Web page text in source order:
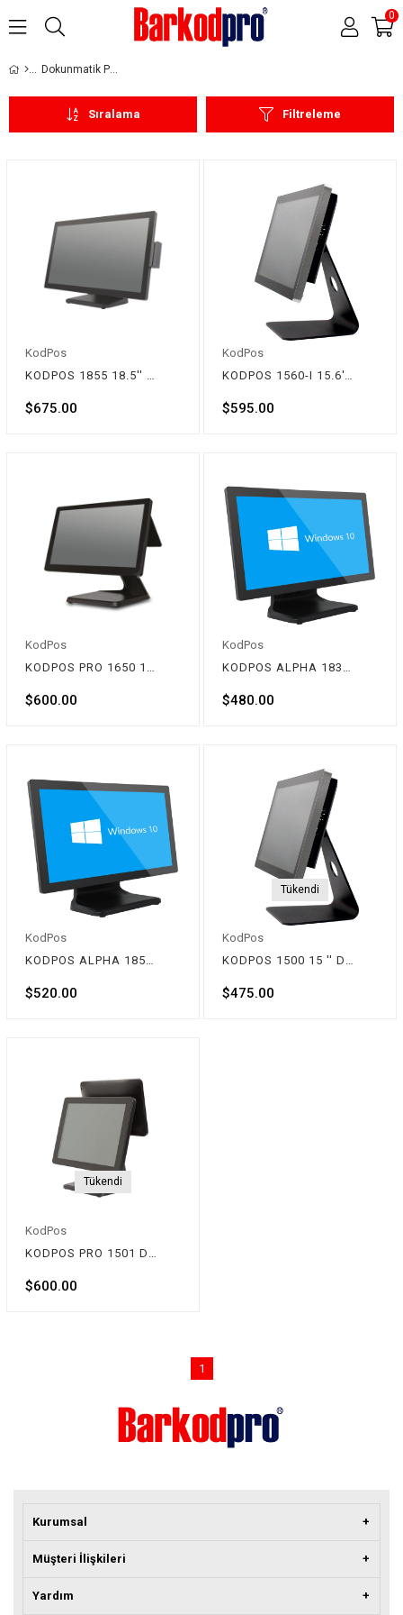
0
Dokunmatik Pos PC
Filtreleme
Sıralama
KodPos
$675.00
KodPos
$595.00
KodPos
KODPOS PRO 1650 15,6'' Dokunmatik Pos PC
$600.00
KodPos
KODPOS ALPHA 1830 18.5'' Dokunmatik Pos PC
$480.00
KodPos
$520.00
Tükendi
KodPos
$475.00
Tükendi
KodPos
$600.00
1
Kurumsal
Müşteri İlişkileri
Yardım